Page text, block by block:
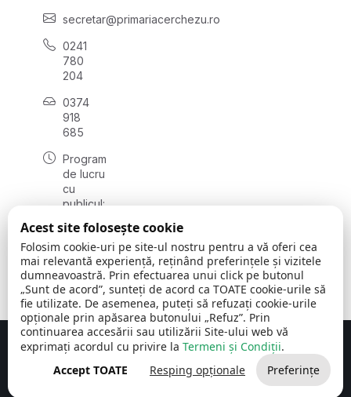
secretar@primariacerchezu.ro
0241
780
204
0374
918
685
Program
de lucru
cu
publicul:
08:00 -
16:30
, vineri:
08:00 -
14:00
Comuna Cerchezu © 2026Toate drepturile rezervate
Concept realizat de Big Media Relații Publice SRL
Acest site folosește cookie
Folosim cookie-uri pe site-ul nostru pentru a vă oferi cea
mai relevantă experiență, reținând preferințele și vizitele
dumneavoastră. Prin efectuarea unui click pe butonul
„Sunt de acord”, sunteți de acord ca TOATE cookie-urile să
fie utilizate. De asemenea, puteți să refuzați cookie-urile
opționale prin apăsarea butonului „Refuz”. Prin
continuarea accesării sau utilizării Site-ului web vă
exprimați acordul cu privire la Termeni și Condiții.
Accept TOATE
Resping opționale Preferințe